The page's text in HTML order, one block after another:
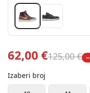
62,00 €125,00 € −
Izaberi broj